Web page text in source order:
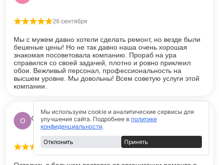
Оценка5из 5
26 сентября
Мы с мужем давно хотели сделать ремонт, но везде были
бешеные цены! Но не так давно наша очень хорошая
знакомая посоветовала компанию. Прораб на ура
справился со своей задачей, плотно и ровно приклеил
обои. Вежливый персонал, профессиональность на
высшем уровне. Мы довольны! Всем советую услуги этой
компании.
О Ольга Млаверина
Оценка2 января
Мы используем cookie и аналитические сервисы для
улучшения сайта. Подробнее в политике
конфиденциальности.
Отклонить Принять